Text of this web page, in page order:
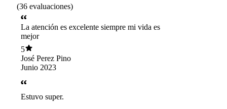
(36 evaluaciones)
La atención es excelente siempre mi vida es
mejor
5
José Perez Pino
Junio 2023
Estuvo super.